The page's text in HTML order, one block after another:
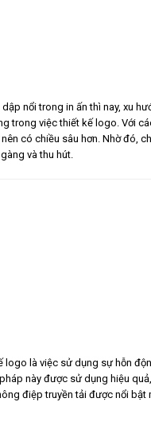
nổi trong in ấn thì nay, xu
trong việc thiết kế logo. Với
có chiều sâu hơn. Nhờ đó,
và thu hút.
logo là việc sử dụng sự hỗn
này được sử dụng hiệu
điệp truyền tải được nổi bật